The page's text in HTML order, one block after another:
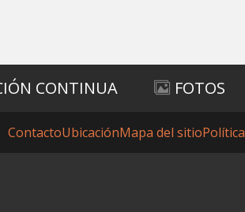
CONTINUA FOTOS
ContactoUbicaciónMapa del sitio